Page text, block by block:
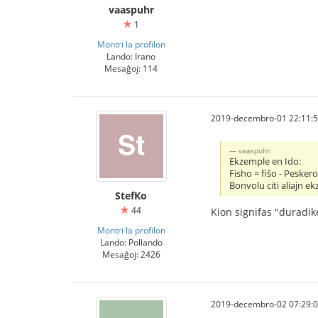
vaaspuhr
1
Montri la profilon
Lando: Irano
Mesaĝoj: 114
StefKo
44
Montri la profilon
Lando: Pollando
Mesaĝoj: 2426
2019-decembro-01
vaaspuhr:
Ekzemple en Ido:
Fisho = fiŝo -
Bonvolu citi aliajn
Kion signifas
2019-decembro-02